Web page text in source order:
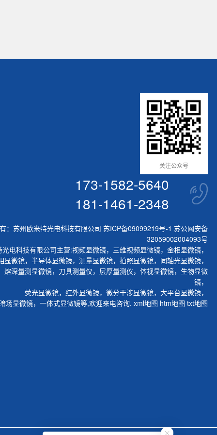
关注公众号
173-1582-5640
181-1461-2348
：苏州欧米特光电科技有限公司 苏ICP备09099219号-1 苏公网安备
32059002004093号
电科技有限公司主营:视频显微镜， 三维视频显微镜， 金相显微镜，
显微镜， 半导体显微镜， 测量显微镜， 拍照显微镜， 同轴光显微镜，
熔深量测显微镜， 刀具测量仪， 层厚量测仪， 体视显微镜， 生物显微
镜，
荧光显微镜， 红外显微镜， 微分干涉显微镜， 大平台显微镜，
场显微镜， 一体式显微镜等,欢迎来电咨询. xml地图 htm地图 txt地图